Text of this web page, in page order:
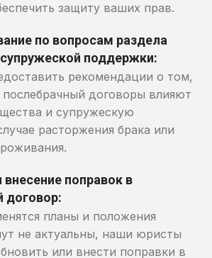
защиту ваших прав.
по вопросам раздела
поддержки:
рекомендации о том,
договоры влияют
и супружескую
расторжения брака или
поправок в
договор:
планы и положения
не актуальны, наши юристы
или внести поправки в